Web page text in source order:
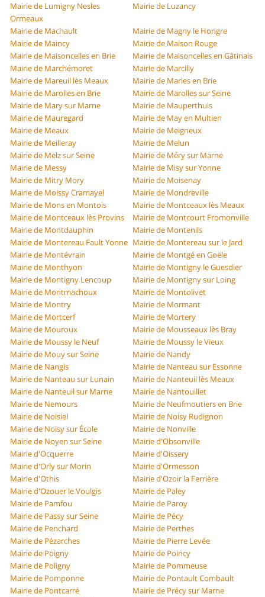
Mairie de Lumigny Nesles
Ormeaux
Mairie de Luzancy
Mairie de Machault
Mairie de Magny le Hongre
Mairie de Maincy
Mairie de Maison Rouge
Mairie de Maisoncelles en Brie
Mairie de Maisoncelles en Gâtinais
Mairie de Marchémoret
Mairie de Marcilly
Mairie de Mareuil lès Meaux
Mairie de Marles en Brie
Mairie de Marolles en Brie
Mairie de Marolles sur Seine
Mairie de Mary sur Marne
Mairie de Mauperthuis
Mairie de Mauregard
Mairie de May en Multien
Mairie de Meaux
Mairie de Meigneux
Mairie de Meilleray
Mairie de Melun
Mairie de Melz sur Seine
Mairie de Méry sur Marne
Mairie de Messy
Mairie de Misy sur Yonne
Mairie de Mitry Mory
Mairie de Moisenay
Mairie de Moissy Cramayel
Mairie de Mondreville
Mairie de Mons en Montois
Mairie de Montceaux lès Meaux
Mairie de Montceaux lès Provins
Mairie de Montcourt Fromonville
Mairie de Montdauphin
Mairie de Montenils
Mairie de Montereau Fault Yonne Mairie de Montereau sur le Jard
Mairie de Montévrain
Mairie de Montgé en Goële
Mairie de Monthyon
Mairie de Montigny le Guesdier
Mairie de Montigny Lencoup
Mairie de Montigny sur Loing
Mairie de Montmachoux
Mairie de Montolivet
Mairie de Montry
Mairie de Mormant
Mairie de Mortcerf
Mairie de Mortery
Mairie de Mouroux
Mairie de Mousseaux lès Bray
Mairie de Moussy le Neuf
Mairie de Moussy le Vieux
Mairie de Mouy sur Seine
Mairie de Nandy
Mairie de Nangis
Mairie de Nanteau sur Essonne
Mairie de Nanteau sur Lunain
Mairie de Nanteuil lès Meaux
Mairie de Nanteuil sur Marne
Mairie de Nantouillet
Mairie de Nemours
Mairie de Neufmoutiers en Brie
Mairie de Noisiel
Mairie de Noisy Rudignon
Mairie de Noisy sur École
Mairie de Nonville
Mairie de Noyen sur Seine
Mairie d'Obsonville
Mairie d'Ocquerre
Mairie d'Oissery
Mairie d'Orly sur Morin
Mairie d'Ormesson
Mairie d'Othis
Mairie d'Ozoir la Ferrière
Mairie d'Ozouer le Voulgis
Mairie de Paley
Mairie de Pamfou
Mairie de Paroy
Mairie de Passy sur Seine
Mairie de Pécy
Mairie de Penchard
Mairie de Perthes
Mairie de Pézarches
Mairie de Pierre Levée
Mairie de Poigny
Mairie de Poincy
Mairie de Poligny
Mairie de Pommeuse
Mairie de Pomponne
Mairie de Pontault Combault
Mairie de Pontcarré
Mairie de Précy sur Marne